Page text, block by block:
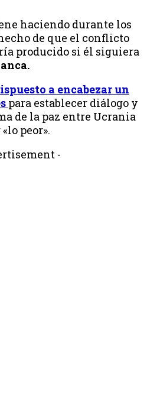
haciendo durante los
de que el conflicto
producido si él siguiera
a encabezar un
para establecer diálogo y
de la paz entre Ucrania
peor».
-